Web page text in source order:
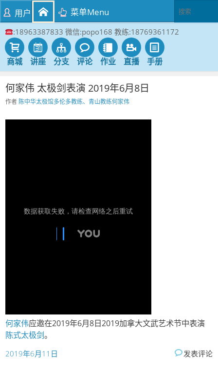
:18963387833 微信:popo168 教练:18769361172
商城 讲座 分支 评论 作业 直播 手册
用户 菜单Menu
何家伟 太极剑表演 2019年6月8日
作者 陈中华太极馆多伦多教练、青山教练何家伟
何家伟应邀在2019年6月8日2019加拿大文武艺术节中表演
陈式太极剑。
2019年6月11日 发表评论